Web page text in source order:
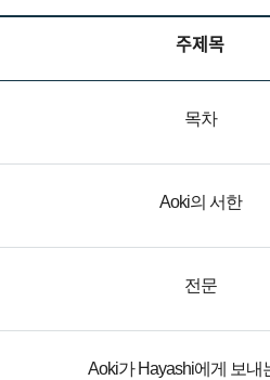
주제목
목차
Aoki의 서한
전문
Aoki가 Hayashi에게 보내